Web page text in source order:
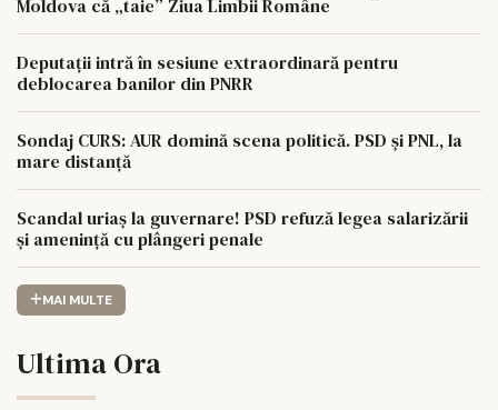
Moldova că „taie” Ziua Limbii Române
Deputații intră în sesiune extraordinară pentru
deblocarea banilor din PNRR
Sondaj CURS: AUR domină scena politică. PSD și PNL, la
mare distanță
Scandal uriaș la guvernare! PSD refuză legea salarizării
și amenință cu plângeri penale
MAI MULTE
Ultima Ora